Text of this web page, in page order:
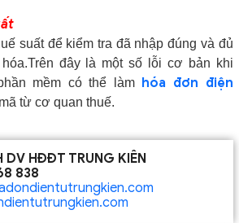
suất để kiểm tra đã nhập đúng và đủ
đây là một số lỗi cơ bản khi
mềm có thể làm hóa đơn điện
từ cơ quan thuế.
DV HĐĐT TRUNG KIÊN
838